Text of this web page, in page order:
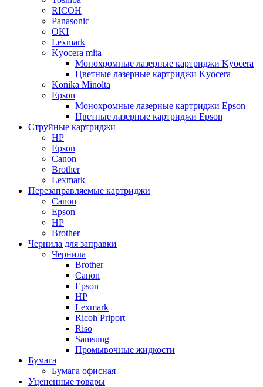
RICOH
Panasonic
OKI
Lexmark
Kyocera mita
Монохромные лазерные картриджи Kyocera
Цветные лазерные картриджи Kyocera
Konika Minolta
Epson
Монохромные лазерные картриджи Epson
Цветные лазерные картриджи Epson
Струйные картриджи
HP
Epson
Canon
Brother
Lexmark
Перезаправляемые картриджи
Canon
Epson
HP
Brother
Чернила для заправки
Чернила
Brother
Canon
Epson
HP
Lexmark
Ricoh Priport
Riso
Samsung
Промывочные жидкости
Бумага
Бумага офисная
Уцененные товары